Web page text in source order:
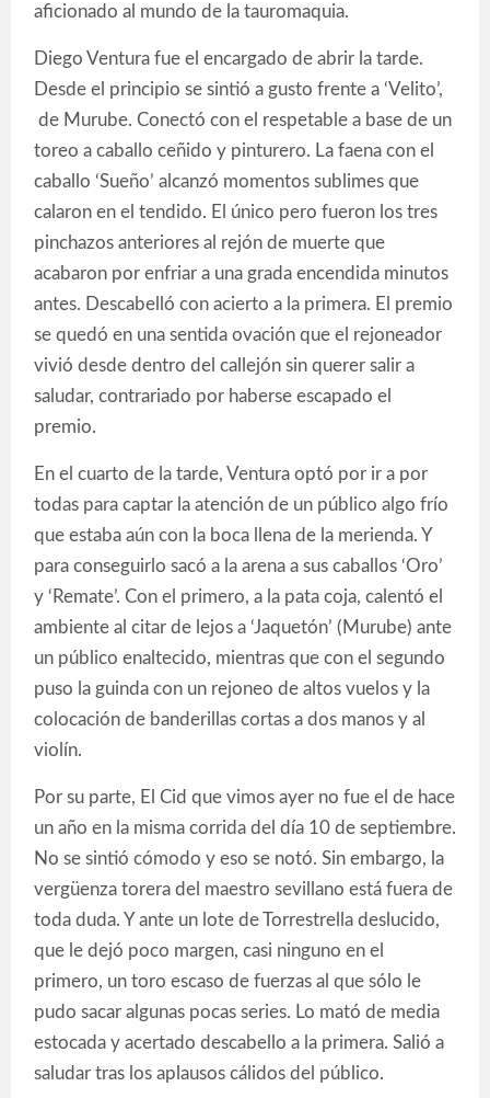
aficionado al mundo de la tauromaquia.
Diego Ventura fue el encargado de abrir la tarde.
Desde el principio se sintió a gusto frente a ‘Velito’,
de Murube. Conectó con el respetable a base de un
toreo a caballo ceñido y pinturero. La faena con el
caballo ‘Sueño’ alcanzó momentos sublimes que
calaron en el tendido. El único pero fueron los tres
pinchazos anteriores al rejón de muerte que
acabaron por enfriar a una grada encendida minutos
antes. Descabelló con acierto a la primera. El premio
se quedó en una sentida ovación que el rejoneador
vivió desde dentro del callejón sin querer salir a
saludar, contrariado por haberse escapado el
premio.
En el cuarto de la tarde, Ventura optó por ir a por
todas para captar la atención de un público algo frío
que estaba aún con la boca llena de la merienda. Y
para conseguirlo sacó a la arena a sus caballos ‘Oro’
y ‘Remate’. Con el primero, a la pata coja, calentó el
ambiente al citar de lejos a ‘Jaquetón’ (Murube) ante
un público enaltecido, mientras que con el segundo
puso la guinda con un rejoneo de altos vuelos y la
colocación de banderillas cortas a dos manos y al
violín.
Por su parte, El Cid que vimos ayer no fue el de hace
un año en la misma corrida del día 10 de septiembre.
No se sintió cómodo y eso se notó. Sin embargo, la
vergüenza torera del maestro sevillano está fuera de
toda duda. Y ante un lote de Torrestrella deslucido,
que le dejó poco margen, casi ninguno en el
primero, un toro escaso de fuerzas al que sólo le
pudo sacar algunas pocas series. Lo mató de media
estocada y acertado descabello a la primera. Salió a
saludar tras los aplausos cálidos del público.